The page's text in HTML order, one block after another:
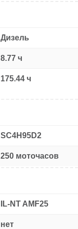
Дизель
8.77 ч
175.44 ч
SC4H95D2
250 моточасов
IL-NT AMF25
нет